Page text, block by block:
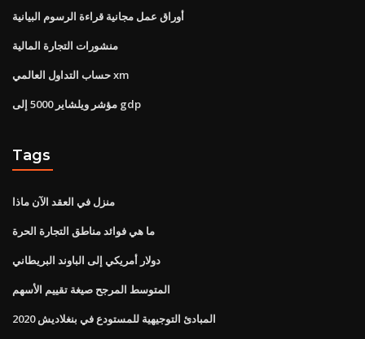
أوراق عمل مجانية قراءة الرسوم البيانية
منشورات التجارة المالية
حساب التداول العالمي xm
مؤشر ويلشاير 5000 إلى gdp
Tags
منزل في العقد الآن ماذا
ما هي فوائد مناطق التجارة الحرة
دولار أمريكي إلى الباوند البريطاني
المتوسط ​​المرجح صيغة تقييم الأسهم
المبادئ التوجيهية للمستودع في بنغلاديش 2020